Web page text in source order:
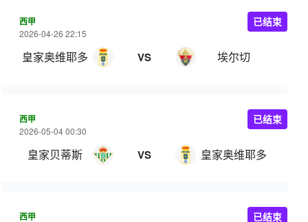
西甲
2026-04-26 22:15
皇家奥维耶多 VS 埃尔切
已结束
西甲
2026-05-04 00:30
皇家贝蒂斯 VS 皇家奥维耶多
已结束
西甲 已结束